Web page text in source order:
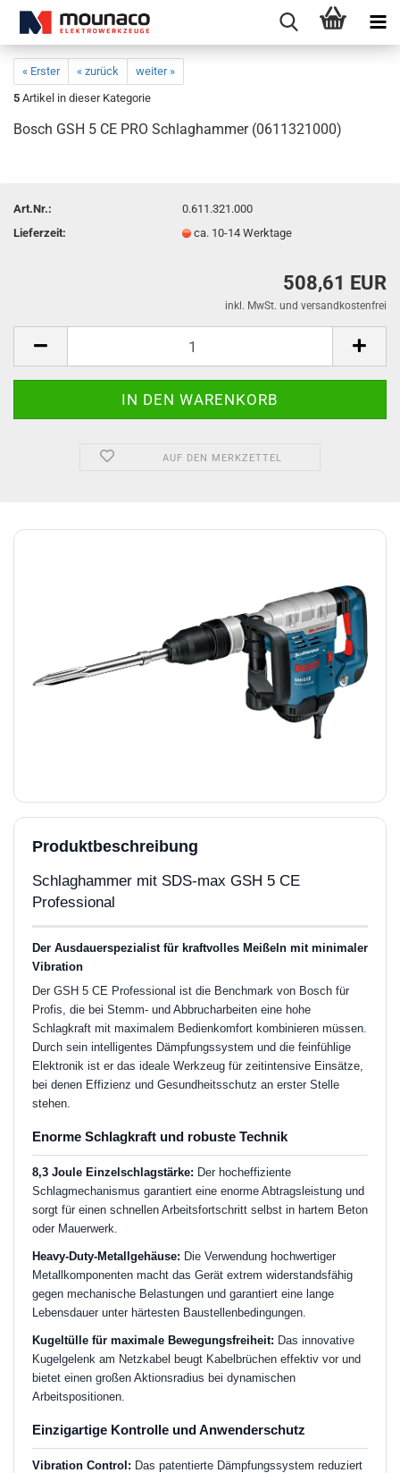
« Erster « zurück
weiter »
5 Artikel in dieser Kategorie
Bosch GSH 5 CE PRO Schlaghammer (0611321000)
Art.Nr.:
0.611.321.000
Lieferzeit:
ca. 10-14 Werktage
508,61 EUR
AUF DEN MERKZETTEL
Produktbeschreibung
Schlaghammer mit SDS-max GSH 5 CE
Professional
Der Ausdauerspezialist für kraftvolles Meißeln mit minimaler
Vibration
Der GSH 5 CE Professional ist die Benchmark von Bosch für
Profis, die bei Stemm- und Abbrucharbeiten eine hohe
Schlagkraft mit maximalem Bedienkomfort kombinieren müssen.
Durch sein intelligentes Dämpfungssystem und die feinfühlige
Elektronik ist er das ideale Werkzeug für zeitintensive Einsätze,
bei denen Effizienz und Gesundheitsschutz an erster Stelle
stehen.
Enorme Schlagkraft und robuste Technik
8,3 Joule Einzelschlagstärke: Der hocheffiziente
Schlagmechanismus garantiert eine enorme Abtragsleistung und
sorgt für einen schnellen Arbeitsfortschritt selbst in hartem Beton
oder Mauerwerk.
Heavy-Duty-Metallgehäuse: Die Verwendung hochwertiger
Metallkomponenten macht das Gerät extrem widerstandsfähig
gegen mechanische Belastungen und garantiert eine lange
Lebensdauer unter härtesten Baustellenbedingungen.
Kugeltülle für maximale Bewegungsfreiheit: Das innovative
Kugelgelenk am Netzkabel beugt Kabelbrüchen effektiv vor und
bietet einen großen Aktionsradius bei dynamischen
Arbeitspositionen.
Einzigartige Kontrolle und Anwenderschutz
Vibration Control: Das patentierte Dämpfungssystem reduziert